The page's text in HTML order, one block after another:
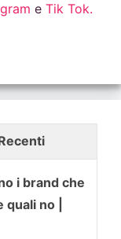
e Tik Tok.
i brand che
no |